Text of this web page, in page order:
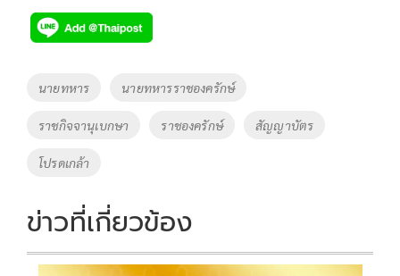
e
b
o
o
k
tt
er
p
y
Li
Tags
นายทหาร นายทหารราชองครักษ์
ราชกิจจานุเบกษา ราชองครักษ์ สัญญาบัตร
โปรดเกล้า
ข่าวที่เกี่ยวข้อง